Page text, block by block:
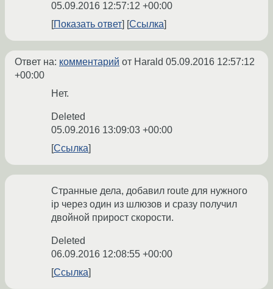
05.09.2016 12:57:12 +00:00
Показать ответ
Ссылка
Ответ на: комментарий от Harald 05.09.2016 12:57:12
+00:00
Нет.
Deleted
05.09.2016 13:09:03 +00:00
Ссылка
Странные дела, добавил route для нужного
ip через один из шлюзов и сразу получил
двойной прирост скорости.
Deleted
06.09.2016 12:08:55 +00:00
Ссылка